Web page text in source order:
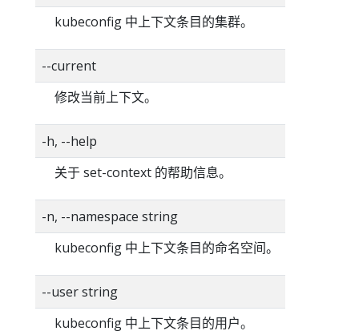
kubeconfig 中上下文条目的集群。
--current
修改当前上下文。
-h, --help
关于 set-context 的帮助信息。
-n, --namespace string
kubeconfig 中上下文条目的命名空间。
--user string
kubeconfig 中上下文条目的用户。